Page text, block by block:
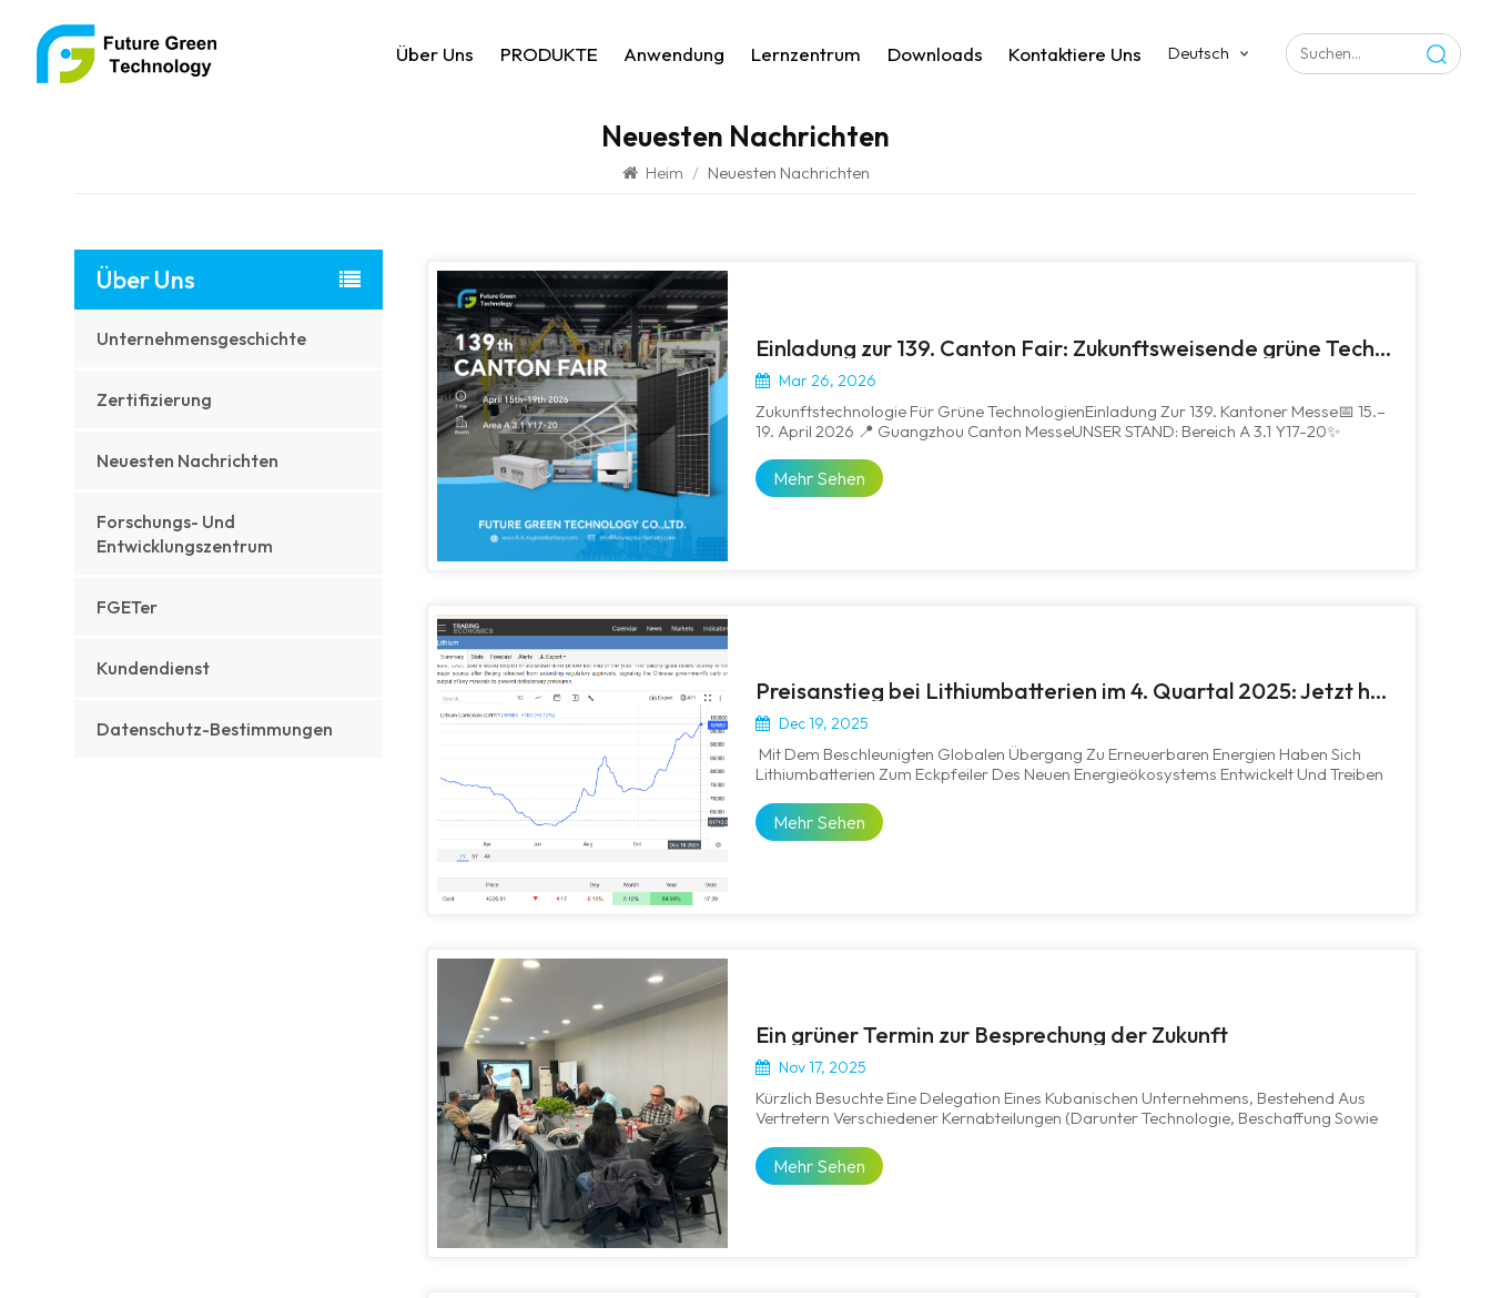
Über Uns PRODUKTE Anwendung Lernzentrum Downloads Kontaktiere Uns Deutsch
Neuesten Nachrichten
Heim / Neuesten Nachrichten
Einladung zur 139. Canton Fair: Zukunftsweisende grüne Technologien
Mar 26, 2026
Zukunftstechnologie Für Grüne TechnologienEinladung Zur 139. Kantoner Messe📅 15.–
19. April 2026 📍 Guangzhou Canton MesseUNSER STAND: Bereich A 3.1 Y17-20✨
Dem Einsetzen Des Frühlings Und Dem Zusammentreffen Zahlreicher...
Mehr Sehen
Preisanstieg bei Lithiumbatterien im 4. Quartal 2025: Jetzt handeln und günstige Preise sichern!
Dec 19, 2025
Mit Dem Beschleunigten Globalen Übergang Zu Erneuerbaren Energien Haben Sich
Lithiumbatterien Zum Eckpfeiler Des Neuen Energieökosystems Entwickelt Und Treiben
Energiespeichersystemen. Im Vierten Quartal 2025 War Jedoch Ein Deutlicher Pre...
Mehr Sehen
Ein grüner Termin zur Besprechung der Zukunft
Nov 17, 2025
Kürzlich Besuchte Eine Delegation Eines Kubanischen Unternehmens, Bestehend Aus
Vertretern Verschiedener Kernabteilungen (darunter Technologie, Beschaffung Sowie
(im Folgenden „FGET“) In Guangzhou. Durch Besichtigungen...
Mehr Sehen
Über Uns
Unternehmensgeschichte
Zertifizierung
Neuesten Nachrichten
Forschungs- Und
Entwicklungszentrum
FGETer
Kundendienst
Datenschutz-Bestimmungen